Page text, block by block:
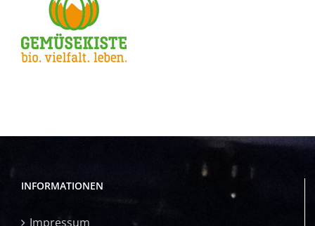
INFORMATIONEN
Impressum